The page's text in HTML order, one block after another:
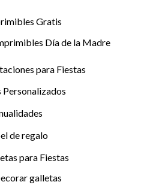
Gratis
Día de la Madre
para Fiestas
Personalizados
de regalo
para Fiestas
galletas